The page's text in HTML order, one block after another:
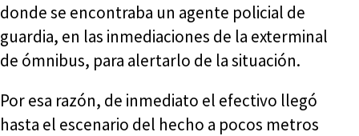
donde se encontraba un agente policial de
guardia, en las inmediaciones de la exterminal
de ómnibus, para alertarlo de la situación.
Por esa razón, de inmediato el efectivo llegó
hasta el escenario del hecho a pocos metros